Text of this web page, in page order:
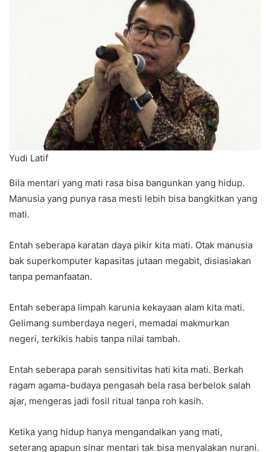
Yudi Latif
Bila mentari yang mati rasa bisa bangunkan yang hidup.
Manusia yang punya rasa mesti lebih bisa bangkitkan yang
mati.
Entah seberapa karatan daya pikir kita mati. Otak manusia
bak superkomputer kapasitas jutaan megabit, disiasiakan
tanpa pemanfaatan.
Entah seberapa limpah karunia kekayaan alam kita mati.
Gelimang sumberdaya negeri, memadai makmurkan
negeri, terkikis habis tanpa nilai tambah.
Entah seberapa parah sensitivitas hati kita mati. Berkah
ragam agama-budaya pengasah bela rasa berbelok salah
ajar, mengeras jadi fosil ritual tanpa roh kasih.
Ketika yang hidup hanya mengandalkan yang mati,
seterang apapun sinar mentari tak bisa menyalakan nurani.